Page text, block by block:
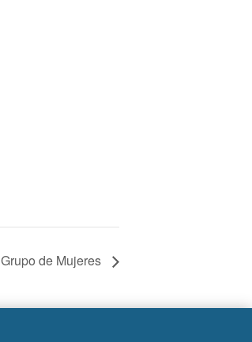
Grupo de Mujeres